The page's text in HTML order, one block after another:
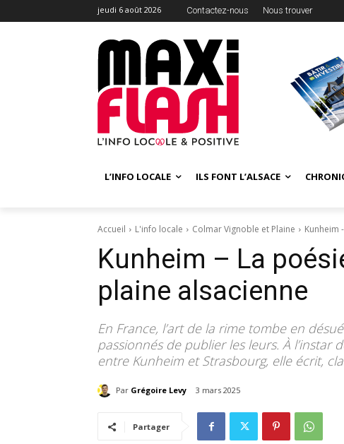
jeudi 6 août 2026 Contactez-nous Nous trouver
L’INFO LOCALE ILS FONT L’ALSACE
Accueil L'info locale Colmar Vignoble et Plaine Kunheim
Kunheim – La
plaine alsacienne
En France, l’art de la rime tombe en
passionnés de publier les leurs. À l’instar
entre Kunheim et Strasbourg, elle écrit,
Par Grégoire Levy 3 mars 2025
Partager